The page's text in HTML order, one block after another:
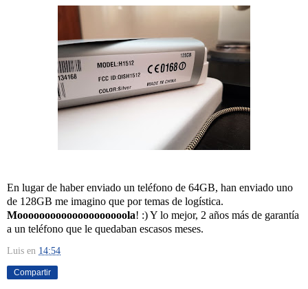
En lugar de haber enviado un teléfono de 64GB, han enviado uno
de 128GB me imagino que por temas de logística.
Moooooooooooooooooooola! :) Y lo mejor, 2 años más de garantía
a un teléfono que le quedaban escasos meses.
Luis en 14:54
Compartir